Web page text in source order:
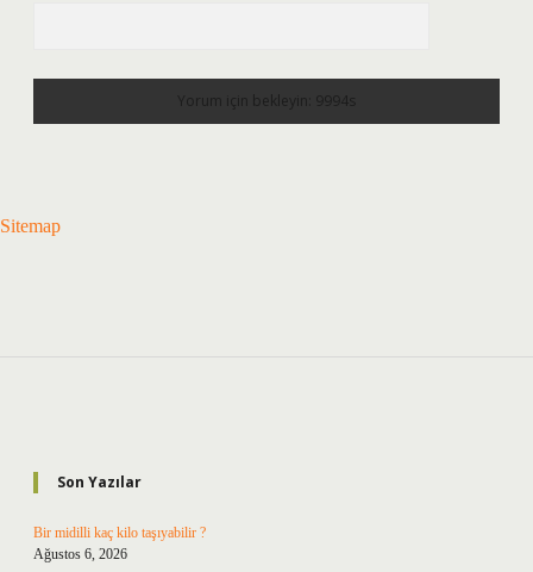
Sitemap
Son Yazılar
Bir midilli kaç kilo taşıyabilir ?
Ağustos 6, 2026